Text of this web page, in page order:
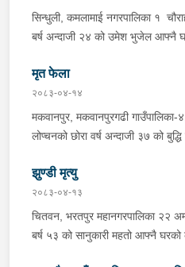
पारी नियन्त्रणमा लिई सोधपुछ गर्दा
अभिषेक कुमार साह र सवार राहुल
भनि खुल्न आएको हुँदा मोटरसाइकल
अनुसन्धान कार्य भईरहेको ।
सिन्धुली, कमलामाई नगरपालिका १
बर्ष अन्दाजी २४ को उमेश भुजेल आफ्नै
घटनास्थलमा मुचुल्का सहित थप
मृत फेला
२०८३-०४-१४
मकवानपुर, मकवानपुरगढी गाउँपालिका-
लोप्चनको छोरा वर्ष अन्दाजी ३७ को
मिति २०८३।०४।१४ गते सोहि स्थित
अवस्थामा फेला परेको । यस घटना
छ ।
झुण्डी मृत्यु
२०८३-०४-१३
चितवन, भरतपुर महानगरपालिका २२
बर्ष ५३ को सानुकारी महतो आफ्नै घरको